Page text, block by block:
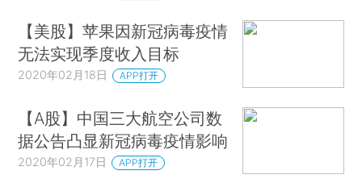
【美股】苹果因新冠病毒疫情
无法实现季度收入目标
2020年02月18日 APP打开
【A股】中国三大航空公司数
据公告凸显新冠病毒疫情影响
2020年02月17日 APP打开